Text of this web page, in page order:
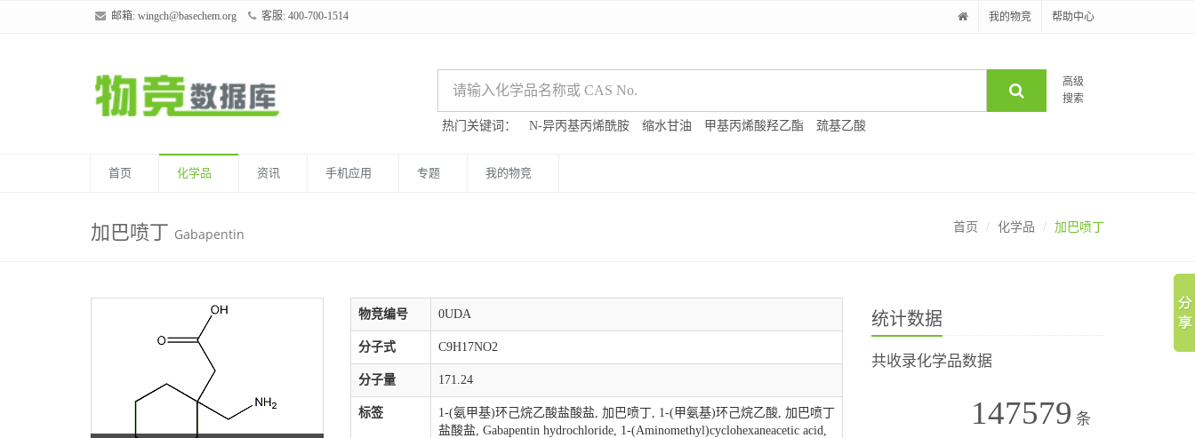
邮箱: wingch@basechem.org 客服: 400-700-1514 我的物竞 帮助中心
高级
搜索
热门关键词： N-异丙基丙烯酰胺 缩水甘油 甲基丙烯酸羟乙酯 巯基乙酸
首页 化学品 资讯 手机应用 专题 我的物竞
加巴喷丁 Gabapentin 首页 化学品 加巴喷丁
物竞编号 0UDA
分子式 C9H17NO2
分子量 171.24
标签
1-(氨甲基)环己烷乙酸盐酸盐, 加巴喷丁, 1-(甲氨基)环己烷乙酸, 加巴喷丁
盐酸盐, Gabapentin hydrochloride, 1-(Aminomethyl)cyclohexaneacetic acid,
统计数据
共收录化学品数据
147579 条